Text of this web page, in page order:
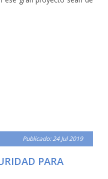
Publicado: 24 Jul 2019
PARA